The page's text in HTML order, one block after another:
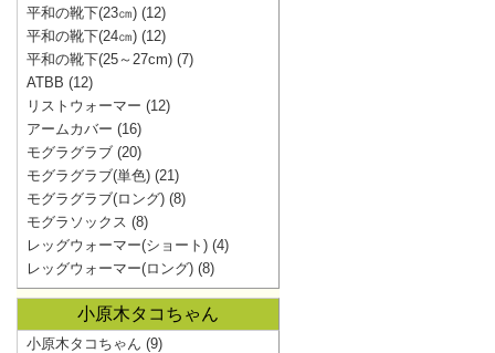
平和の靴下(23㎝) (12)
平和の靴下(24㎝) (12)
平和の靴下(25～27cm) (7)
ATBB (12)
リストウォーマー (12)
アームカバー (16)
モグラグラブ (20)
モグラグラブ(単色) (21)
モグラグラブ(ロング) (8)
モグラソックス (8)
レッグウォーマー(ショート) (4)
レッグウォーマー(ロング) (8)
小原木タコちゃん
小原木タコちゃん (9)